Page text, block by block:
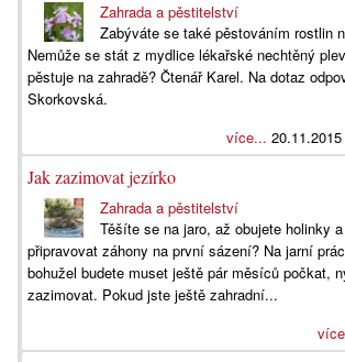
Zahrada a pěstitelství
Zabýváte se také pěstováním rostlin
Nemůže se stát z mydlice lékařské nechtěný
pěstuje na zahradě? Čtenář Karel. Na dotaz
Skorkovská.
více...
Jak zazimovat jezírko
Zahrada a pěstitelství
Těšíte se na jaro, až obujete holinky
připravovat záhony na první sázení? Na jarní
bohužel budete muset ještě pár měsíců počkat,
zazimovat. Pokud jste ještě zahradní...